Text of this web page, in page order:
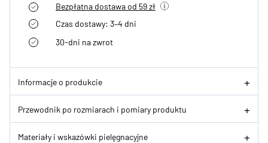
Bezpłatna dostawa od 59 zł
Czas dostawy: 3–4 dni
30-dni na zwrot
Informacje o produkcie
Przewodnik po rozmiarach i pomiary produktu
Materiały i wskazówki pielęgnacyjne